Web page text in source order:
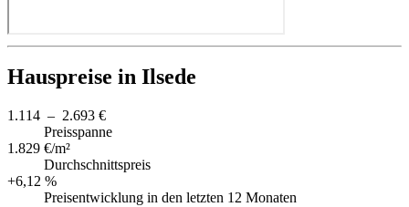
Hauspreise in Ilsede
1.114 – 2.693 €
Preisspanne
1.829 €/m²
Durchschnittspreis
+6,12 %
Preisentwicklung in den letzten 12 Monaten